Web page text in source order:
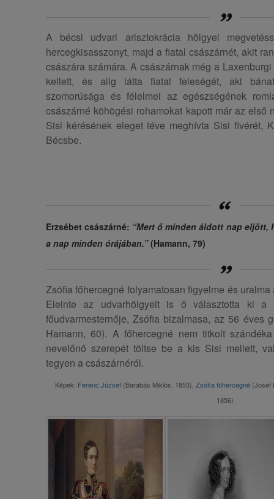
A bécsi udvari arisztokrácia hölgyei
hercegkisasszonyt, majd a fiatal császárnét, akit
császára számára. A császárnak még a
kellett, és alig látta fiatal feleségét, aki
szomorúsága és félelmei az egészségének
császárné köhögési rohamokat kapott már az első
Sisi kérésének eleget téve meghívta Sisi fivérét,
Bécsbe.
Erzsébet császárné: “Mert ő minden áldott nap
a nap minden órájában.”(Hamann, 79)
Zsófia főhercegné folyamatosan figyelme és
Eleinte az udvarhölgyeit is ő választotta ki a
főudvarmesternője, Zsófia bizalmasa, az 56 éves
Hamann, 60). A főhercegné nem titkolt
nevelőnő szerepét töltse be a kis Sisi mellett,
tegyen a császárnéról.
Képek: Ferenc József(Barabás Miklós, 1853), Zsófia főhercegné(Josef
1856)